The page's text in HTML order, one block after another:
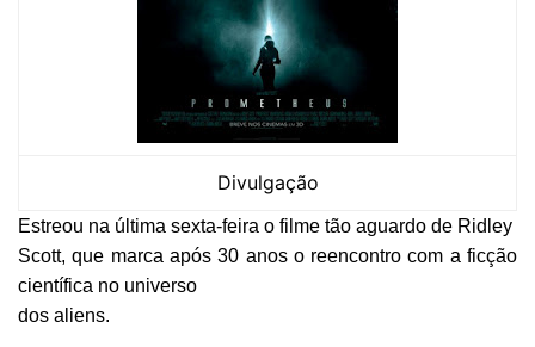
Divulgação
Estreou na última sexta-feira o filme tão aguardo de Ridley
Scott, que marca após 30 anos o reencontro com a ficção
científica no universo
dos aliens.